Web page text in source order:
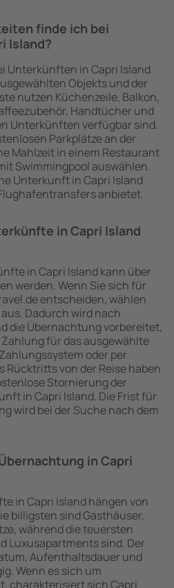
finde ich bei
Island?
Unterkünften in Capri Island
Objekts und der
nutzen Küchenzeile, Balkon,
Handtücher und
Unterkünften verfügbar sind.
Parkplätze an der
Mahlzeit in einem Restaurant
Swimmingpool auswählen.
Unterkunft in Capri Island
anbietet.
in Capri Island
in Capri Island kann über
werden. Wenn Sie sich für
entscheiden, wählen
Dadurch wird nach
die Übernachtung vorbereitet,
für das ausgewählte
oder per
Rücktritts von der Reise haben
Stornierung der
in Capri Island. Die Frist für
wird bei der Suche nach dem
in Capri
in Capri Island hängen von
billigsten sind Gasthäuser,
während die teuersten
Luxusapartments sind. Der
Aufenthaltsdauer und
Wenn es sich um
charakterisiert sich Capri